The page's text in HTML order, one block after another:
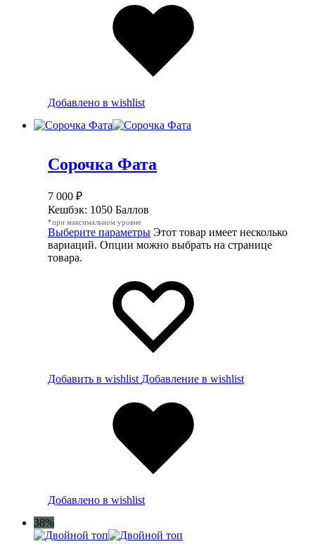
Добавлено в wishlist
Сорочка Фата
7 000 ₽
Кешбэк: 1050 Баллов
*при максимальном уровне
Выберите параметры Этот товар имеет несколько
вариаций. Опции можно выбрать на странице
товара.
Добавить в wishlist Добавление в wishlist
Добавлено в wishlist
38%